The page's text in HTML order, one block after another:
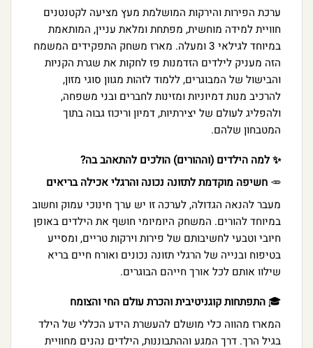
ערכת הפירות והירקות המושלמת מעץ מציעה לקטנטנים
חוויית למידה מוחשית, מפתחת ומלאת עניין, המותאמת
במיוחד לגילאי 3 ומעלה. מארז משחק התפקידים המשמח
הזה מעניק לילדים הזדמנות פז לחקות את שגרת הקניות
והבישול של המבוגרים, ללמוד לזהות מגוון סוגי מזון,
להרכיב מנות דמיוניות ומזינות לחברים ובני משפחה,
ולהפליג לעולם של יצירתיות, דמיון וריכוז גבוה בתוך
המטבחון שלהם.
✨ למה הילדים (וההורים) הולכים להתאהב בה?
🥕 חשיפה מוקדמת לתזונה נכונה והרגלי אכילה בריאים
מעבר להנאה הגדולה, לערכה זו יש ערך חינוכי עמוק וחשוב
במיוחד להורים. המשחק היומיומי חושף את הילדים באופן
חיובי וטבעי לחשיבותם של פירות וירקות טריים, ומסייע
בטיפוח ובנייה של הרגלי תזונה נכונים ואורח חיים בריא
שילוו אותם לכל אורך חייהם הבוגרים.
🎓התפתחות קוגניטיבית והכרת עולם החי והצומח
המארז מהווה כלי מושלם להעשרת הידע הכללי של הילד
בגיל הרך. דרך המגע וההתבוננות, הילדים נהנים מחוויית